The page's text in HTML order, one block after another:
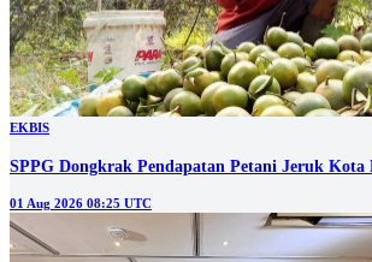
EKBIS
SPPG Dongkrak Pendapatan Petani Jeruk
01 Aug 2026 08:25 UTC